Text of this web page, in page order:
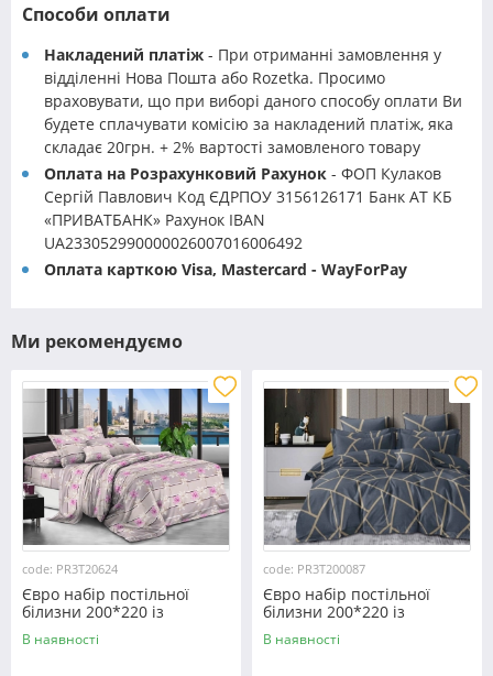
Способи оплати
Накладений платіж - При отриманні замовлення у
відділенні Нова Пошта або Rozetka. Просимо
враховувати, що при виборі даного способу оплати Ви
будете сплачувати комісію за накладений платіж, яка
складає 20грн. + 2% вартості замовленого товару
Оплата на Розрахунковий Рахунок - ФОП Кулаков
Сергій Павлович Код ЄДРПОУ 3156126171 Банк АТ КБ
«ПРИВАТБАНК» Рахунок IBAN
UA233052990000026007016006492
Оплата карткою Visa, Mastercard - WayForPay
Ми рекомендуємо
code: PR3T20624
Євро набір постільної
білизни 200*220 із
полікотону №20624
Черешенка™
В наявності
code: PR3T200087
Євро набір постільної
білизни 200*220 із
полікотону №200087
Черешенька™
В наявності